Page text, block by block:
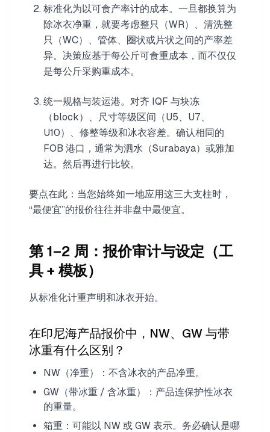
标准化为以可食产率计的成本。一旦都换算为
除冰衣净重，就要考虑整只（WR）、清洗整
只（WC）、管体、圈状或片状之间的产率差
异。决策应基于每公斤可食重成本，而不仅仅
是每公斤采购重成本。
统一规格与装运港。对齐 IQF 与块冻
（block）、尺寸等级区间（U5、U7、
U10）、修整等级和冰衣容差。确认相同的
FOB 港口，通常为泗水（Surabaya）或雅加
达。然后再进行比较。
要点在此：当您始终如一地应用这三大支柱时，
“最便宜”的报价往往并非盘中最便宜。
第 1–2 周：报价审计与设定（工
具 + 模板）
从标准化计重声明和冰衣开始。
在印尼海产品报价中，NW、GW 与带
冰重有什么区别？
NW（净重）：不含冰衣的产品净重。
GW（带冰重 / 含冰重）：产品连保护性冰衣
的重量。
箱重：可能以 NW 或 GW 表示。务必确认是哪